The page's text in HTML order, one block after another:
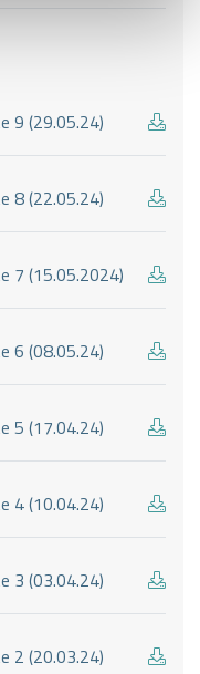
9 (29.05.24)
8 (22.05.24)
7 (15.05.2024)
6 (08.05.24)
5 (17.04.24)
4 (10.04.24)
3 (03.04.24)
2 (20.03.24)